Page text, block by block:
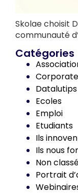
Skolae choisit
communauté
Catégories
Datalutips
Ecoles
Emploi
Etudiants
Ils
Ils nous
Non
Portrait